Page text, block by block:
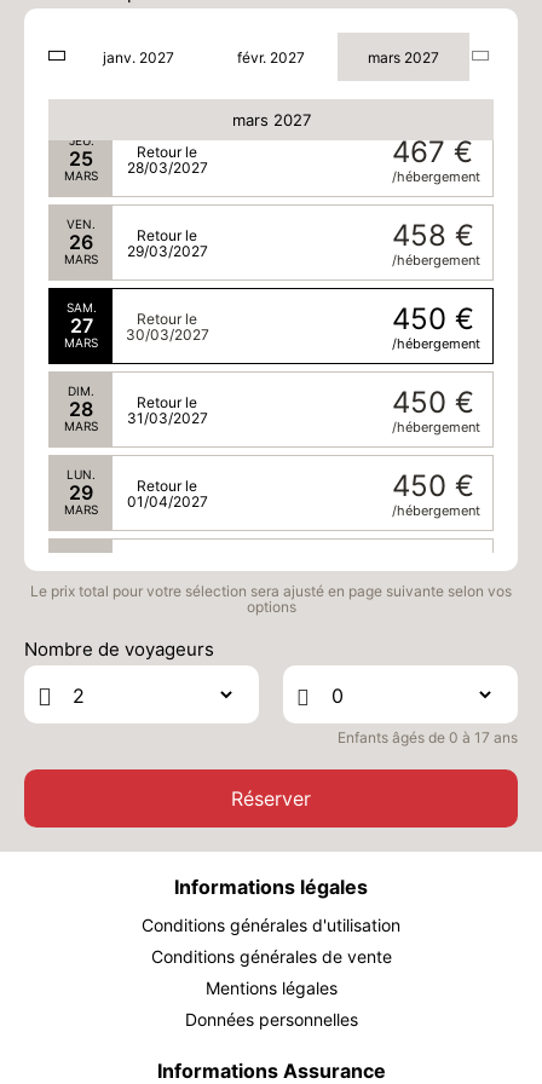
janv. 2027 févr. 2027 mars 2027
mars 2027
MARS /hébergement
475 €
Retour le
JEU.
25
MARS
467 €
/hébergement
Retour le
28/03/2027
VEN.
26
MARS
458 €
/hébergement
Retour le
29/03/2027
SAM.
27
MARS
450 €
/hébergement
Retour le
30/03/2027
DIM.
28
MARS
450 €
/hébergement
Retour le
31/03/2027
LUN.
29
MARS
450 €
/hébergement
Retour le
01/04/2027
MAR.
30
MARS
450 €
/hébergement
Retour le
02/04/2027
MER.
31
Retour le
03/04/2027
Le prix total pour votre sélection sera ajusté en page suivante selon vos
options
Nombre de voyageurs
Enfants âgés de 0 à 17 ans
Réserver
Informations légales
Conditions générales d'utilisation
Conditions générales de vente
Mentions légales
Données personnelles
Informations Assurance